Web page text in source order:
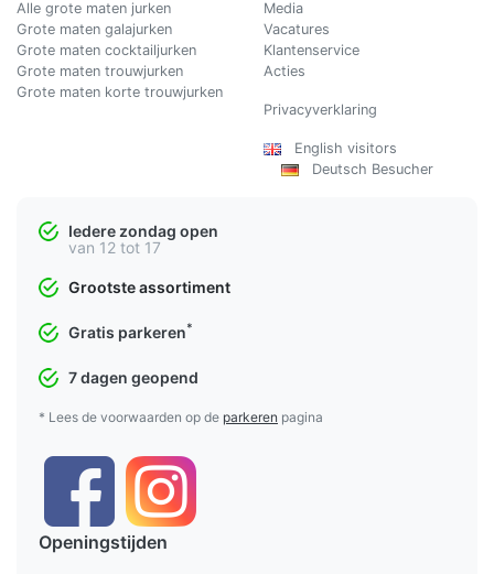
Alle grote maten jurken
Grote maten galajurken
Grote maten cocktailjurken
Grote maten trouwjurken
Grote maten korte trouwjurken
Media
Vacatures
Klantenservice
Acties
Privacyverklaring
English visitors
Deutsch Besucher
Iedere zondag open
van 12 tot 17
Grootste assortiment
Gratis parkeren*
7 dagen geopend
* Lees de voorwaarden op de parkeren pagina
Openingstijden